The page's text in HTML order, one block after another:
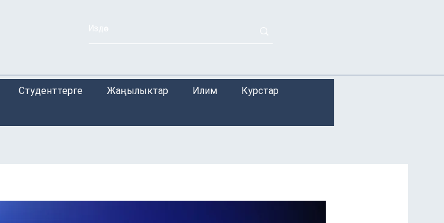
Студенттерге Жаңылыктар Илим Курстар